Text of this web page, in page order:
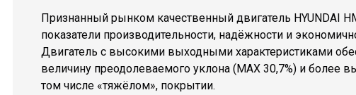
Признанный рынком качественный двигатель HYUNDAI
показатели производительности, надёжности и
Двигатель с высокими выходными характеристиками
величину преодолеваемого уклона (MAX 30,7%) и
том числе «тяжёлом», покрытии.